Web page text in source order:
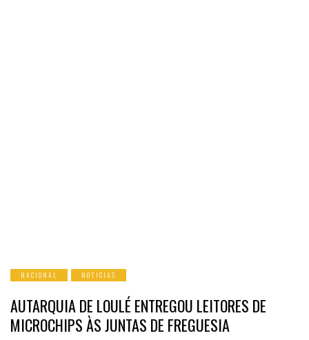
NACIONAL NOTICIAS
AUTARQUIA DE LOULÉ ENTREGOU LEITORES DE
MICROCHIPS ÀS JUNTAS DE FREGUESIA